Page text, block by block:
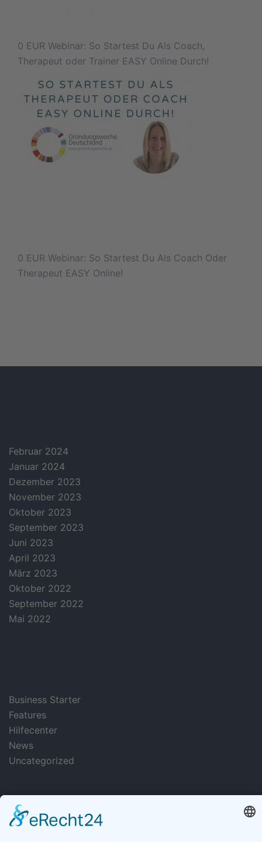
0 EUR Webinar: So Startest Du Als Coach,
Therapeut oder Trainer EASY Online Durch!
0 EUR Webinar: So Startest Du Als Coach Oder
Therapeut EASY Online!
Februar 2024
Januar 2024
Dezember 2023
November 2023
Oktober 2023
September 2023
Juni 2023
April 2023
März 2023
Oktober 2022
September 2022
Mai 2022
Business Starter
Features
Hilfecenter
News
Uncategorized
hellopassion